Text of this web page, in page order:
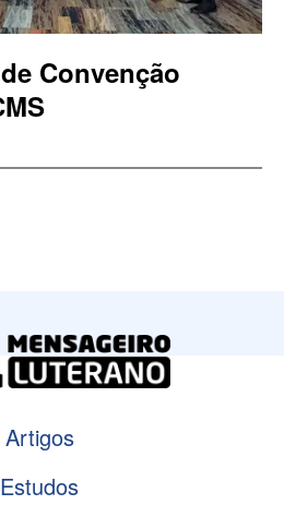
Convenção
Artigos
Estudos